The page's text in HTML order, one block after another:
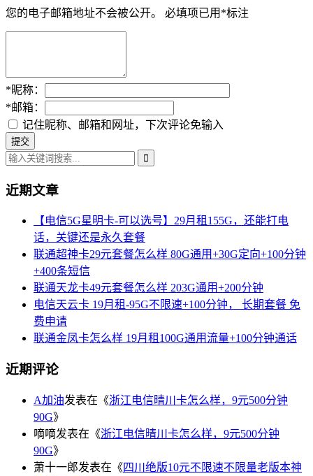
您的电子邮箱地址不会被公开。 必填项已用 *标注
*昵称：
*邮箱：
记住昵称、邮箱和网址，下次评论免输入
近期文章
【电信5G星明卡-可以选号】29月租155G，还能打电
话，关键还是永久套餐
联通超神卡29元套餐怎么样 80G通用+30G定向+100分钟
+400条短信
联通天龙卡49元套餐怎么样 203G通用+200分钟
电信天云卡 19月租-95G不限速+100分钟， 长期套餐 免
费申请
联通金凤卡怎么样 19月租100G通用流量+100分钟通话
近期评论
A加油发表在《浙江电信晴川卡怎么样，9元500分钟
90G》
嘀嘀发表在《浙江电信晴川卡怎么样，9元500分钟
90G》
萧十一郎发表在《四川绝版10元不限速不限量老版本神